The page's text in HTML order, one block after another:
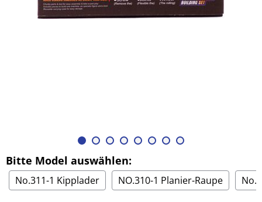
Bitte Model auswählen:
No.311-1 Kipplader NO.310-1 Planier-Raupe